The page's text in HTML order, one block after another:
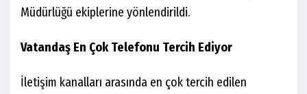
Müdürlüğü ekiplerine yönlendirildi.
Vatandaş En Çok Telefonu Tercih Ediyor
İletişim kanalları arasında en çok tercih edilen